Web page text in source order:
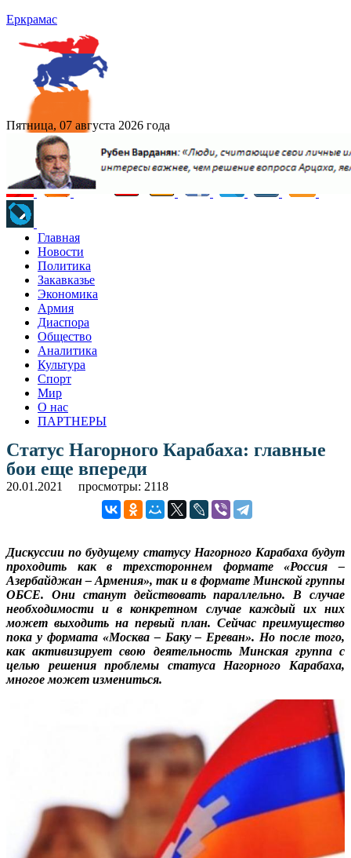
Еркрамас
Пятница, 07 августа 2026 года
Главная
Новости
Политика
Закавказье
Экономика
Армия
Диаспора
Общество
Аналитика
Культура
Спорт
Мир
О нас
ПАРТНЕРЫ
Статус Нагорного Карабаха: главные
бои еще впереди
20.01.2021 просмотры: 2118
Дискуссии по будущему статусу Нагорного Карабаха будут
проходить как в трехстороннем формате «Россия –
Азербайджан – Армения», так и в формате Минской группы
ОБСЕ. Они станут действовать параллельно. В случае
необходимости и в конкретном случае каждый их них
может выходить на первый план. Сейчас преимущество
пока у формата «Москва – Баку – Ереван». Но после того,
как активизирует свою деятельность Минская группа с
целью решения проблемы статуса Нагорного Карабаха,
многое может измениться.